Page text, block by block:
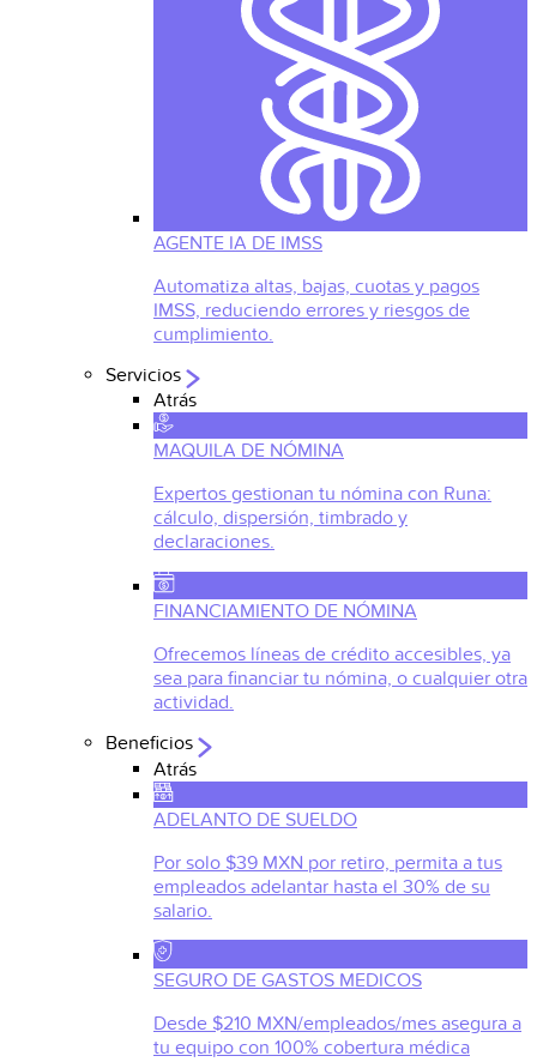
AGENTE IA DE IMSS
Automatiza altas, bajas, cuotas y pagos
IMSS, reduciendo errores y riesgos de
cumplimiento.
Servicios
Atrás
MAQUILA DE NÓMINA
Expertos gestionan tu nómina con Runa:
cálculo, dispersión, timbrado y
declaraciones.
FINANCIAMIENTO DE NÓMINA
Ofrecemos líneas de crédito accesibles, ya
sea para financiar tu nómina, o cualquier otra
actividad.
Beneficios
Atrás
ADELANTO DE SUELDO
Por solo $39 MXN por retiro, permita a tus
empleados adelantar hasta el 30% de su
salario.
SEGURO DE GASTOS MEDICOS
Desde $210 MXN/empleados/mes asegura a
tu equipo con 100% cobertura médica